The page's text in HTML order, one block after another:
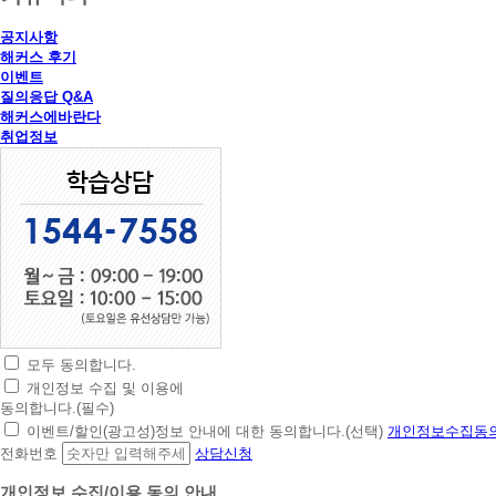
공지사항
해커스 후기
이벤트
질의응답 Q&A
해커스에바란다
취업정보
초
간
편
상
담
모두 동의합니다.
개인정보 수집 및 이용에
동의합니다.(필수)
이벤트/할인(광고성)정보 안내에 대한 동의합니다.(선택) 개인정보수집동
전화번호
상담신청